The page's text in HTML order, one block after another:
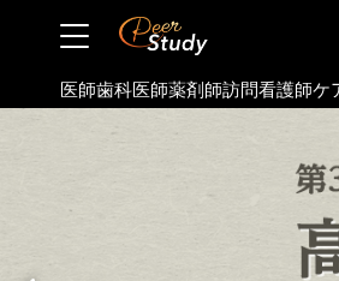
医師歯科医師薬剤師訪問看護師ケ